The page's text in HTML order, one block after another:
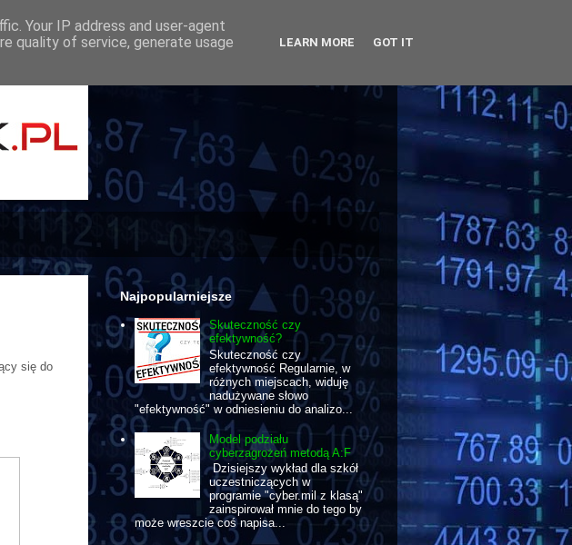
się do
Najpopularniejsze
Skuteczność czy
efektywność?
Skuteczność czy
efektywność Regularnie, w
różnych miejscach, widuję
nadużywane słowo
"efektywność" w odniesieniu do analizo...
Model podziału
cyberzagrożeń metodą A:F
Dzisiejszy wykład dla szkół
uczestniczących w
programie "cyber.mil z klasą"
zainspirował mnie do tego by
może wreszcie coś napisa...
Your IP address and user-agent
quality of service, generate usage
LEARN MORE GOT IT